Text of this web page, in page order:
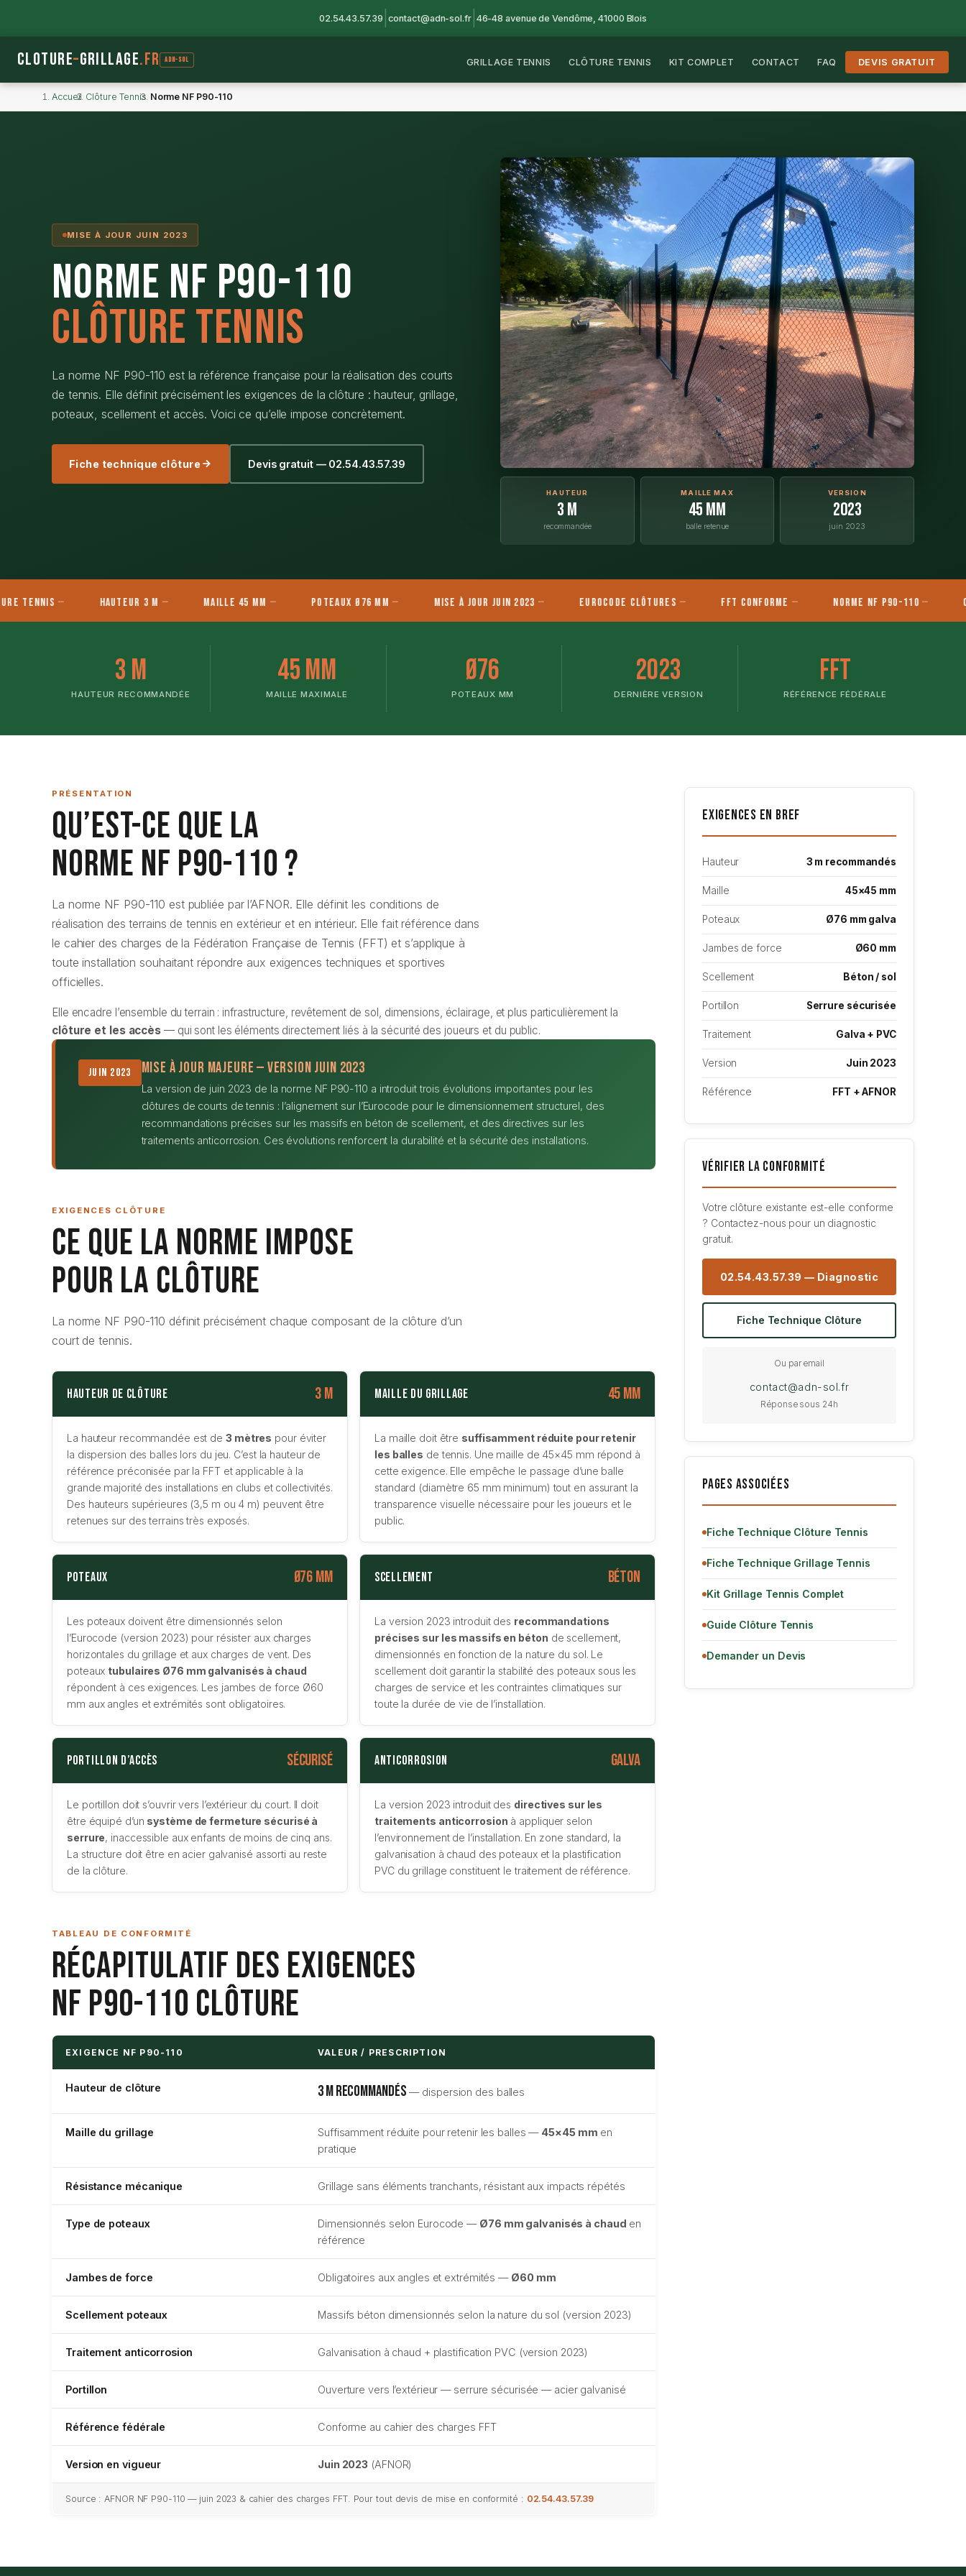
02.54.43.57.39 contact@adn-sol.fr| 46-48 avenue de Vendôme, 41000 Blois
Cloture–Grillage.fr ADN-SOL GRILLAGE TENNIS CLÔTURE TENNIS KIT COMPLET CONTACT FAQ DEVIS GRATUIT
Accueil› Clôture Tennis› Norme NF P90-110
MISE À JOUR JUIN 2023
Norme NF P90-110
Clôture Tennis
La norme NF P90-110 est la référence française pour la réalisation des courts
de tennis. Elle définit précisément les exigences de la clôture : hauteur, grillage,
poteaux, scellement et accès. Voici ce qu’elle impose concrètement.
Fiche technique clôture Devis gratuit — 02.54.43.57.39
HAUTEUR
3 m
recommandée
MAILLE MAX
45 mm
balle retenue
VERSION
2023
juin 2023
Hauteur 3 m Maille 45 mm Poteaux Ø76 mm Mise à jour juin 2023 Eurocode Clôtures FFT Conforme Norme NF P90-110
3 m
HAUTEUR RECOMMANDÉE
45 mm
MAILLE MAXIMALE
Ø76
POTEAUX MM
2023
DERNIÈRE VERSION
FFT
RÉFÉRENCE FÉDÉRALE
PRÉSENTATION
Qu’est-ce que la
Norme NF P90-110 ?
La norme NF P90-110 est publiée par l’AFNOR. Elle définit les conditions de
réalisation des terrains de tennis en extérieur et en intérieur. Elle fait référence dans
le cahier des charges de la Fédération Française de Tennis (FFT) et s’applique à
toute installation souhaitant répondre aux exigences techniques et sportives
officielles.
Elle encadre l’ensemble du terrain : infrastructure, revêtement de sol, dimensions, éclairage, et plus particulièrement la
clôture et les accès — qui sont les éléments directement liés à la sécurité des joueurs et du public.
Juin 2023 Mise à jour majeure — Version juin 2023
La version de juin 2023 de la norme NF P90-110 a introduit trois évolutions importantes pour les
clôtures de courts de tennis : l’alignement sur l’Eurocode pour le dimensionnement structurel, des
recommandations précises sur les massifs en béton de scellement, et des directives sur les
traitements anticorrosion. Ces évolutions renforcent la durabilité et la sécurité des installations.
EXIGENCES CLÔTURE
Ce que la Norme Impose
pour la Clôture
La norme NF P90-110 définit précisément chaque composant de la clôture d’un
court de tennis.
Hauteur de clôture 3 m
La hauteur recommandée est de 3 mètres pour éviter
la dispersion des balles lors du jeu. C’est la hauteur de
référence préconisée par la FFT et applicable à la
grande majorité des installations en clubs et collectivités.
Des hauteurs supérieures (3,5 m ou 4 m) peuvent être
retenues sur des terrains très exposés.
Maille du grillage 45 mm
La maille doit être suffisamment réduite pour retenir
les balles de tennis. Une maille de 45×45 mm répond à
cette exigence. Elle empêche le passage d’une balle
standard (diamètre 65 mm minimum) tout en assurant la
transparence visuelle nécessaire pour les joueurs et le
public.
Poteaux Ø76 mm
Les poteaux doivent être dimensionnés selon
l’Eurocode (version 2023) pour résister aux charges
horizontales du grillage et aux charges de vent. Des
poteaux tubulaires Ø76 mm galvanisés à chaud
répondent à ces exigences. Les jambes de force Ø60
mm aux angles et extrémités sont obligatoires.
Scellement Béton
La version 2023 introduit des recommandations
précises sur les massifs en béton de scellement,
dimensionnés en fonction de la nature du sol. Le
scellement doit garantir la stabilité des poteaux sous les
charges de service et les contraintes climatiques sur
toute la durée de vie de l’installation.
Portillon d’accès Sécurisé
Le portillon doit s’ouvrir vers l’extérieur du court. Il doit
être équipé d’un système de fermeture sécurisé à
serrure, inaccessible aux enfants de moins de cinq ans.
La structure doit être en acier galvanisé assorti au reste
de la clôture.
Anticorrosion Galva
La version 2023 introduit des directives sur les
traitements anticorrosion à appliquer selon
l’environnement de l’installation. En zone standard, la
galvanisation à chaud des poteaux et la plastification
PVC du grillage constituent le traitement de référence.
TABLEAU DE CONFORMITÉ
Récapitulatif des Exigences
NF P90-110 Clôture
EXIGENCE NF P90-110 VALEUR / PRESCRIPTION
Hauteur de clôture 3 m recommandés — dispersion des balles
Maille du grillage Suffisamment réduite pour retenir les balles — 45×45 mm en
pratique
Résistance mécanique Grillage sans éléments tranchants, résistant aux impacts répétés
Type de poteaux Dimensionnés selon Eurocode — Ø76 mm galvanisés à chaud en
référence
Jambes de force Obligatoires aux angles et extrémités — Ø60 mm
Scellement poteaux Massifs béton dimensionnés selon la nature du sol (version 2023)
Traitement anticorrosion Galvanisation à chaud + plastification PVC (version 2023)
Portillon Ouverture vers l’extérieur — serrure sécurisée — acier galvanisé
Référence fédérale Conforme au cahier des charges FFT
Version en vigueur Juin 2023 (AFNOR)
Source : AFNOR NF P90-110 — juin 2023 & cahier des charges FFT. Pour tout devis de mise en conformité : 02.54.43.57.39
Exigences en Bref
Hauteur 3 m recommandés
Maille 45×45 mm
Poteaux Ø76 mm galva
Jambes de force Ø60 mm
Scellement Béton / sol
Portillon Serrure sécurisée
Traitement Galva + PVC
Version Juin 2023
Référence FFT + AFNOR
Vérifier la Conformité
Votre clôture existante est-elle conforme
? Contactez-nous pour un diagnostic
gratuit.
02.54.43.57.39 — Diagnostic
Fiche Technique Clôture
Ou par email
contact@adn-sol.fr
Réponse sous 24h
Pages Associées
Fiche Technique Clôture Tennis
Fiche Technique Grillage Tennis
Kit Grillage Tennis Complet
Guide Clôture Tennis
Demander un Devis